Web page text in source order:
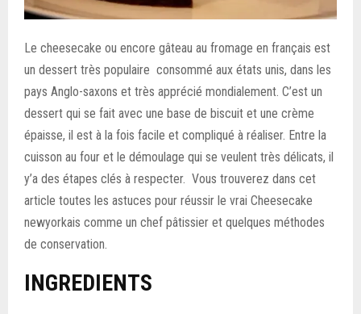
Le cheesecake ou encore gâteau au fromage en français est
un dessert très populaire consommé aux états unis, dans les
pays Anglo-saxons et très apprécié mondialement. C’est un
dessert qui se fait avec une base de biscuit et une crème
épaisse, il est à la fois facile et compliqué à réaliser. Entre la
cuisson au four et le démoulage qui se veulent très délicats, il
y’a des étapes clés à respecter. Vous trouverez dans cet
article toutes les astuces pour réussir le vrai Cheesecake
newyorkais comme un chef pâtissier et quelques méthodes
de conservation.
INGREDIENTS